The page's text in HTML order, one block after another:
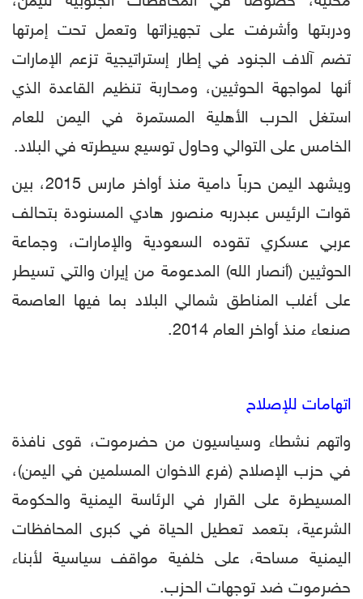
ودربتها وأشرفت على تجهيزاتها وتعمل تحت إمرتها
تضم آلاف الجنود في إطار إستراتيجية تزعم الإمارات
أنها لمواجهة الحوثيين، ومحاربة تنظيم القاعدة الذي
استغل الحرب الأهلية المستمرة في اليمن للعام
الخامس على التوالي وحاول توسيع سيطرته في البلاد.
ويشهد اليمن حرباً دامية منذ أواخر مارس 2015، بين
قوات الرئيس عبدربه منصور هادي المسنودة بتحالف
عربي عسكري تقوده السعودية والإمارات، وجماعة
الحوثيين (أنصار الله) المدعومة من إيران والتي تسيطر
على أغلب المناطق شمالي البلاد بما فيها العاصمة
صنعاء منذ أواخر العام 2014.
اتهامات للإصلاح
واتهم نشطاء وسياسيون من حضرموت، قوى نافذة
في حزب الإصلاح (فرع الاخوان المسلمين في اليمن)،
المسيطرة على القرار في الرئاسة اليمنية والحكومة
الشرعية، بتعمد تعطيل الحياة في كبرى المحافظات
اليمنية مساحة، على خلفية مواقف سياسية لأبناء
حضرموت ضد توجهات الحزب.